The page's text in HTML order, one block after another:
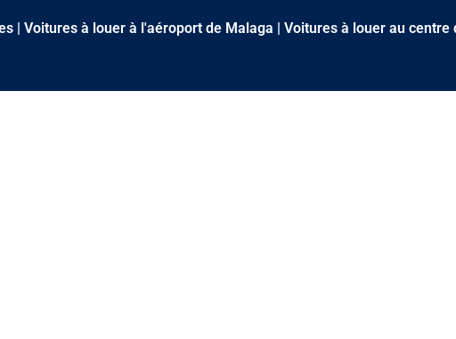
Voitures à louer à l'aéroport de Malaga Voitures à louer au centre